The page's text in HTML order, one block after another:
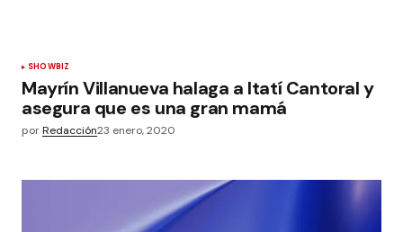
SHOWBIZ
Mayrín Villanueva halaga a Itatí Cantoral y
asegura que es una gran mamá
porRedacción23 enero, 2020